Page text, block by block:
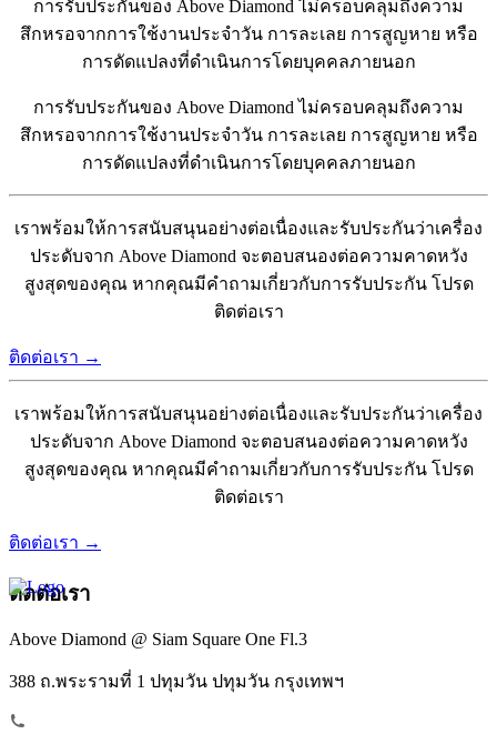
การรับประกันของ Above Diamond ไม่ครอบคลุมถึงความ
สึกหรอจากการใช้งานประจำวัน การละเลย การสูญหาย หรือ
การดัดแปลงที่ดำเนินการโดยบุคคลภายนอก
การรับประกันของ Above Diamond ไม่ครอบคลุมถึงความ
สึกหรอจากการใช้งานประจำวัน การละเลย การสูญหาย หรือ
การดัดแปลงที่ดำเนินการโดยบุคคลภายนอก
เราพร้อมให้การสนับสนุนอย่างต่อเนื่องและรับประกันว่าเครื่อง
ประดับจาก Above Diamond จะตอบสนองต่อความคาดหวัง
สูงสุดของคุณ หากคุณมีคำถามเกี่ยวกับการรับประกัน โปรด
ติดต่อเรา
ติดต่อเรา →
เราพร้อมให้การสนับสนุนอย่างต่อเนื่องและรับประกันว่าเครื่อง
ประดับจาก Above Diamond จะตอบสนองต่อความคาดหวัง
สูงสุดของคุณ หากคุณมีคำถามเกี่ยวกับการรับประกัน โปรด
ติดต่อเรา
ติดต่อเรา →
ติดต่อเรา
Above Diamond @ Siam Square One Fl.3
388 ถ.พระรามที่ 1 ปทุมวัน ปทุมวัน กรุงเทพฯ